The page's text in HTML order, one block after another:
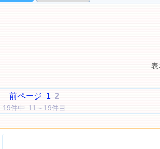
表
前ページ 1 2
19件中 11～19件目